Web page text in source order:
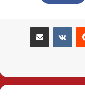
مشاركة عبر البريد